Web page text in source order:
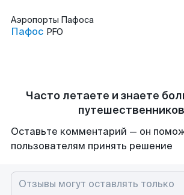
Аэропорты Пафоса
Пафос PFO
Часто летаете и знаете
Оставьте комментарий — он
пользователям принять решение